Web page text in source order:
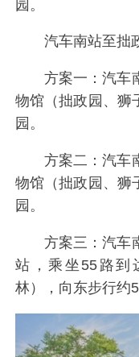
园。
汽车南站至拙
方案一：汽车
物馆（拙政园、狮
园。
方案二：汽车
物馆（拙政园、狮
园。
方案三：汽车
站，乘坐55路到
林），向东步行约